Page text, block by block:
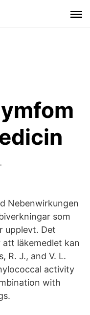
Nebenwirkungen
som
upplevt. Det
läkemedlet kan
R. J., and V. L.
activity
with